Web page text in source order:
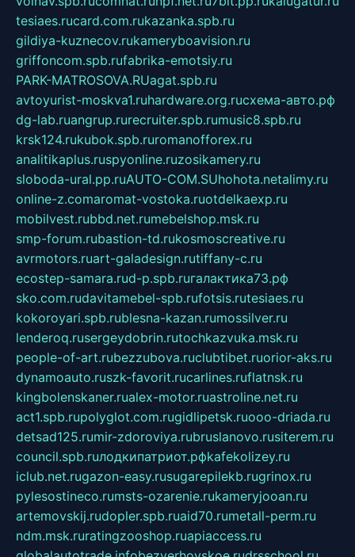
tesiaes.rucard.com.rukazanka.spb.ru
gildiya-kuznecov.rukameryboavision.ru
griffoncom.spb.rufabrika-emotsiy.ru
PARK-MATROSOVA.RUagat.spb.ru
avtoyurist-moskva1.ruhardware.org.ruсхема-авто.рф
dg-lab.ruangrup.rurecruiter.spb.rumusic8.spb.ru
krsk124.rukubok.spb.ruromanofforex.ru
analitikaplus.ruspyonline.ruzosikamery.ru
sloboda-ural.pp.ruAUTO-COM.SUhohota.netalimy.ru
online-z.comaromat-vostoka.ruotdelkaexp.ru
mobilvest.rubbd.net.rumebelshop.msk.ru
smp-forum.rubastion-td.rukosmoscreative.ru
avrmotors.ruart-galadesign.rutiffany-c.ru
ecostep-samara.rud-p.spb.ruгалактика73.рф
sko.com.rudavitamebel-spb.rufotsis.rutesiaes.ru
kokoroyari.spb.rublesna-kazan.rumossilver.ru
lenderoq.rusergeydobrin.rutochkazvuka.msk.ru
people-of-art.rubezzubova.ruclubtibet.ruorior-aks.ru
dynamoauto.ruszk-favorit.rucarlines.ruflatnsk.ru
kingbolenskaner.rualex-motor.ruastroline.net.ru
act1.spb.rupolyglot.com.rugidlipetsk.ruooo-driada.ru
detsad125.rumir-zdoroviya.rubruslanovo.rusiterem.ru
council.spb.ruлодкипатриот.рфkafekolizey.ru
iclub.net.rugazon-easy.rusugarepilekb.rugrinox.ru
pylesostineco.rumsts-ozarenie.rukameryjooan.ru
artemovskij.rudopler.spb.ruaid70.rumetall-perm.ru
ndm.msk.ruratingzooshop.ruapiaccess.ru